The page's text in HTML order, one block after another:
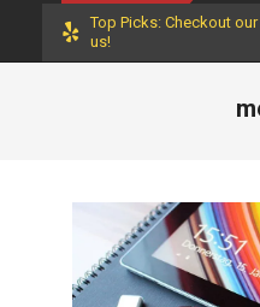
Top Picks: Checkout
us!